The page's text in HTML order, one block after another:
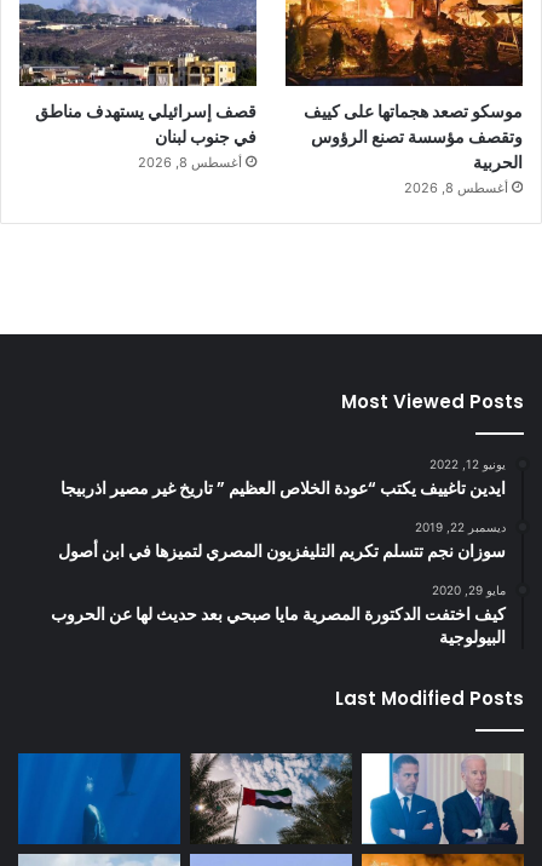
موسكو تصعد هجماتها على كييف
وتقصف مؤسسة تصنع الرؤوس
الحربية
أغسطس 8, 2026
قصف إسرائيلي يستهدف مناطق
في جنوب لبنان
أغسطس 8, 2026
Most Viewed Posts
يونيو 12, 2022
ايدين تاغييف يكتب “عودة الخلاص العظيم ” تاريخ غير مصير اذربيجا
ديسمبر 22, 2019
سوزان نجم تتسلم تكريم التليفزيون المصري لتميزها في ابن أصول
مايو 29, 2020
كيف اختفت الدكتورة المصرية مايا صبحي بعد حديث لها عن الحروب
البيولوجية
Last Modified Posts